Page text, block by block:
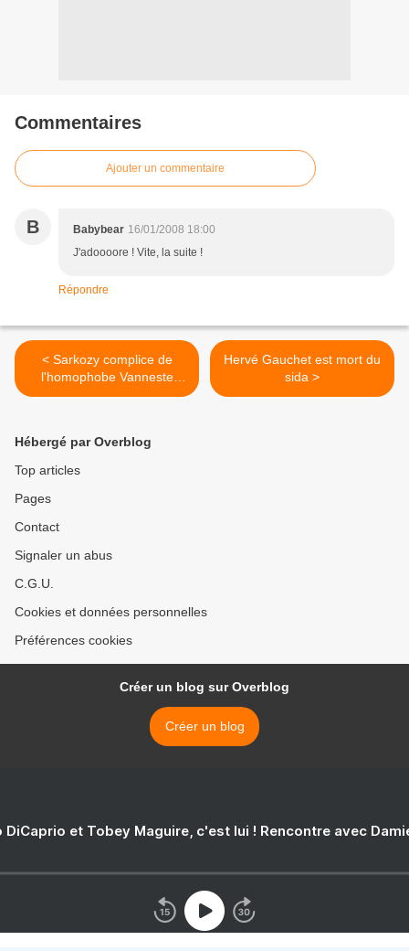
Commentaires
Ajouter un commentaire
B Babybear 16/01/2008 18:00
J'adoooore ! Vite, la suite !
Répondre
< Sarkozy complice de
l'homophobe Vanneste
zappé par Act Up-Paris
Hervé Gauchet est mort du
sida >
Hébergé par Overblog
Top articles
Pages
Contact
Signaler un abus
C.G.U.
Cookies et données personnelles
Préférences cookies
Créer un blog sur Overblog
Créer un blog
DiCaprio et Tobey Maguire, c'est lui ! Rencontre avec